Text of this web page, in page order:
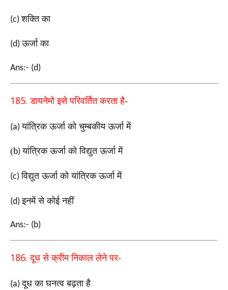
(c)शक्ति का
(d)ऊर्जा का
Ans:- (d)
185.डायनेमो इसे परिवर्तित करता है-
(a)यांत्रिक ऊर्जा को चुम्बकीय ऊर्जा में
(b)यांत्रिक ऊर्जा को विद्युत ऊर्जा में
(c)विद्युत ऊर्जा को यांत्रिक ऊर्जा में
(d)इनमें से कोई नहीं
Ans:- (b)
186.दूध से क्रीम निकाल लेने पर-
(a)दूध का घनत्व बढ़ता है